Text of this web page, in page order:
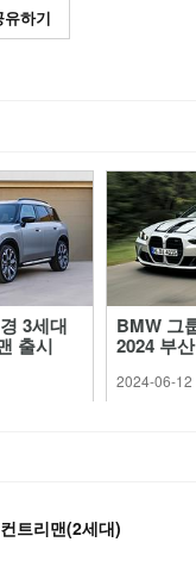
유하기
3세대
출시
BMW 그
2024 부
2024-06-12
트리맨(2세대)